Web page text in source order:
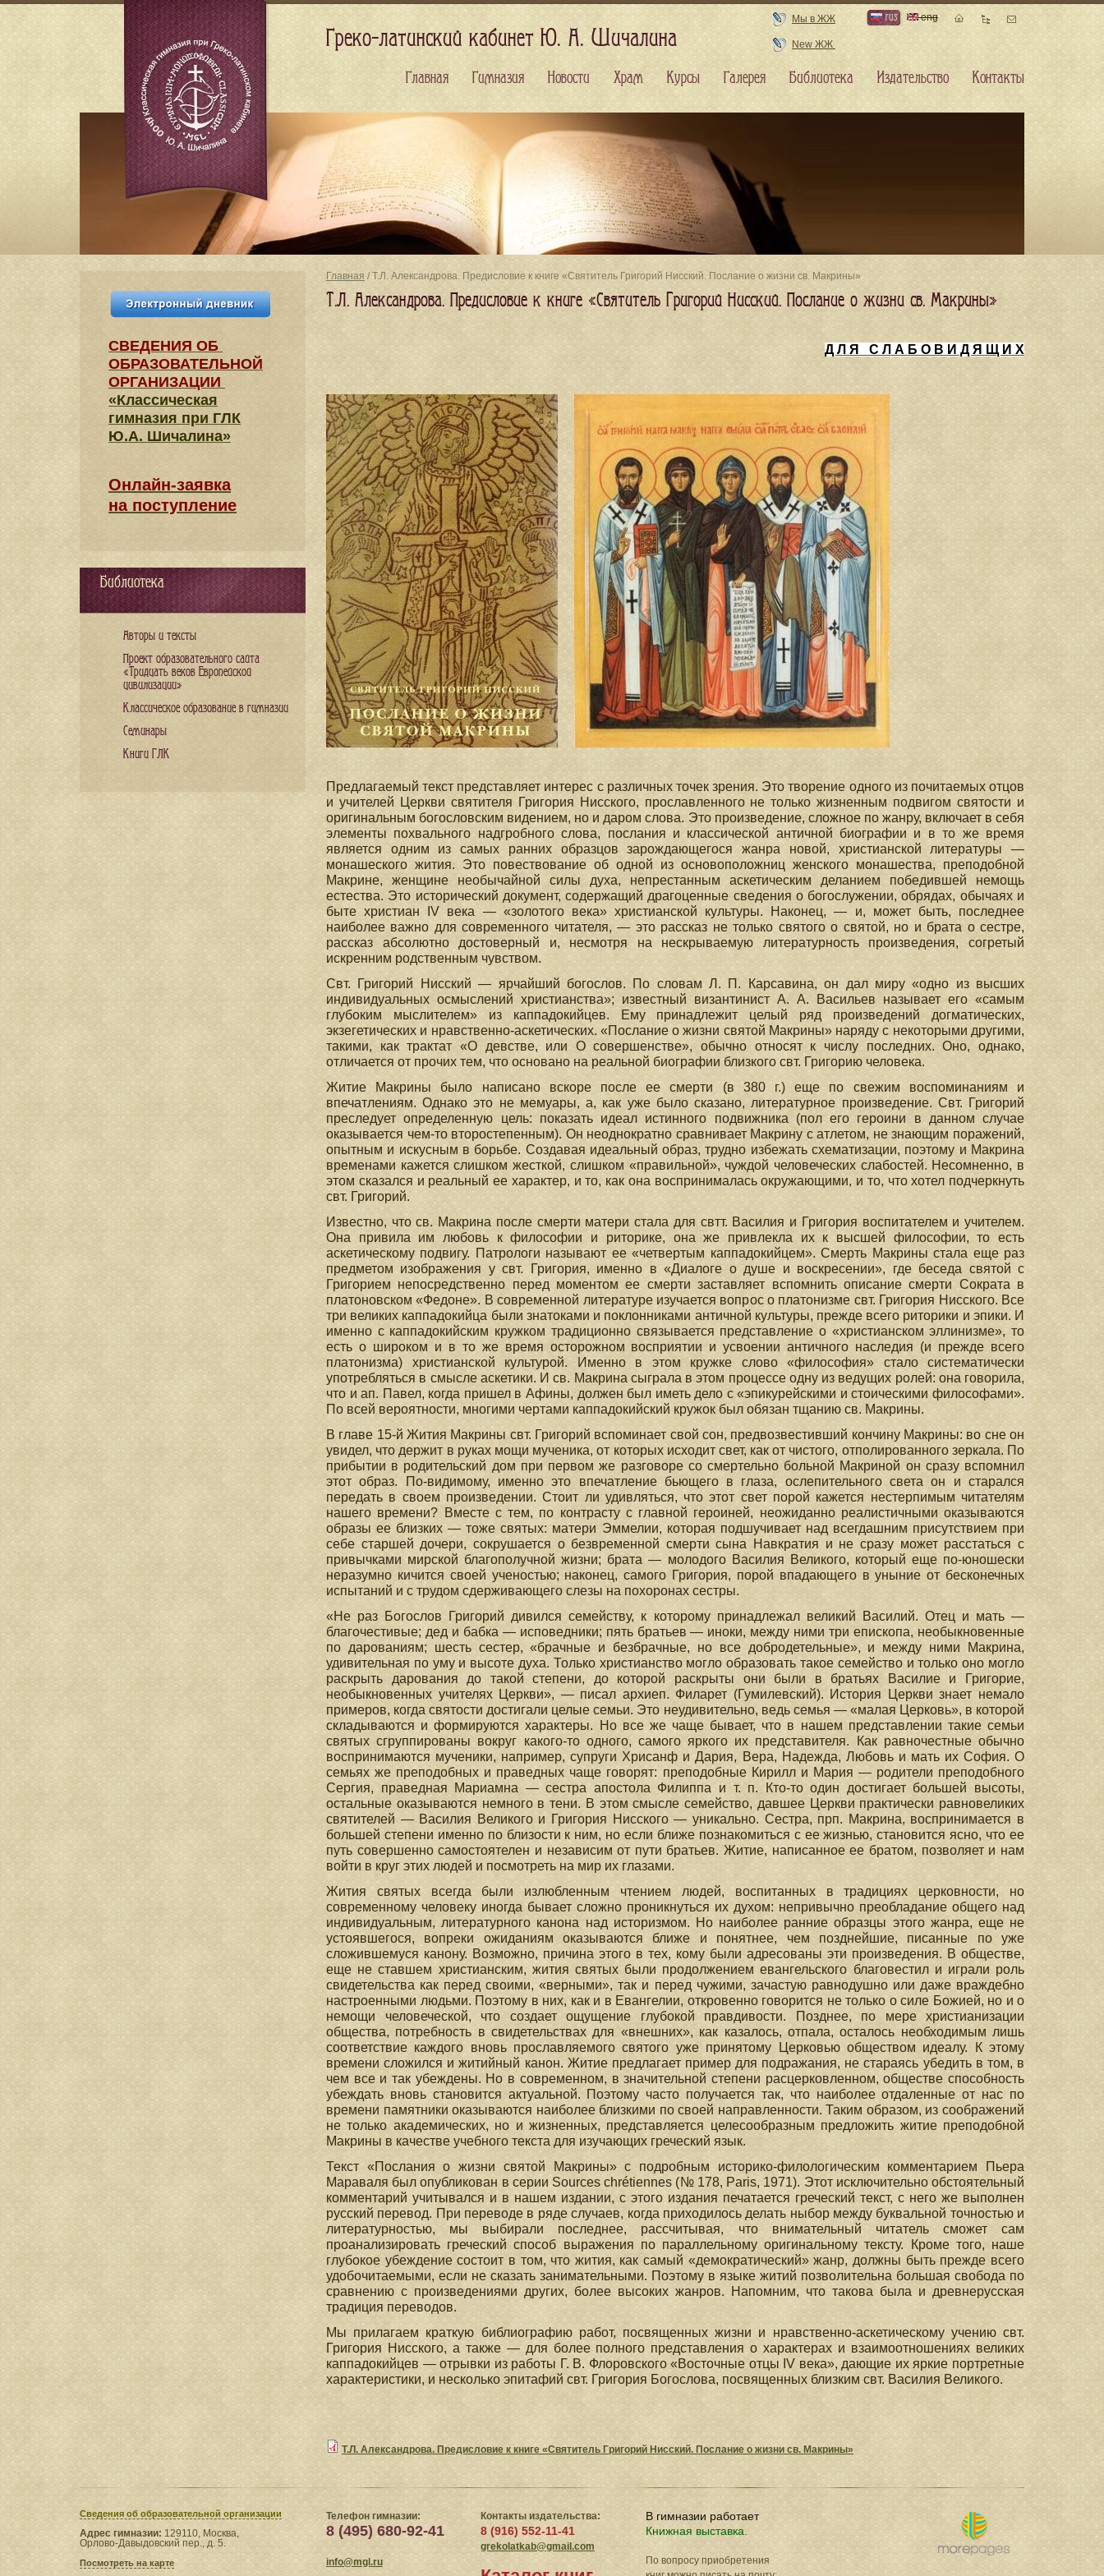
Главная / Т.Л. Александрова. Предисловие к книге «Святитель Григорий Нисский. Послание о жизни св. Макрины»
Т.Л. Александрова. Предисловие к книге «Святитель Григорий Нисский. Послание о жизни св. Макрины»
Д Л Я С Л А Б О В И Д Я Щ И Х
Предлагаемый текст представляет интерес с различных точек зрения. Это творение одного из почитаемых отцов
и учителей Церкви святителя Григория Нисского, прославленного не только жизненным подвигом святости и
оригинальным богословским видением, но и даром слова. Это произведение, сложное по жанру, включает в себя
элементы похвального надгробного слова, послания и классической античной биографии и в то же время
является одним из самых ранних образцов зарождающегося жанра новой, христианской литературы —
монашеского жития. Это повествование об одной из основоположниц женского монашества, преподобной
Макрине, женщине необычайной силы духа, непрестанным аскетическим деланием победившей немощь
естества. Это исторический документ, содержащий драгоценные сведения о богослужении, обрядах, обычаях и
быте христиан IV века — «золотого века» христианской культуры. Наконец, — и, может быть, последнее
наиболее важно для современного читателя, — это рассказ не только святого о святой, но и брата о сестре,
рассказ абсолютно достоверный и, несмотря на нескрываемую литературность произведения, согретый
искренним родственным чувством.
Свт. Григорий Нисский — ярчайший богослов. По словам Л. П. Карсавина, он дал миру «одно из высших
индивидуальных осмыслений христианства»; известный византинист А. А. Васильев называет его «самым
глубоким мыслителем» из каппадокийцев. Ему принадлежит целый ряд произведений догматических,
экзегетических и нравственно-аскетических. «Послание о жизни святой Макрины» наряду с некоторыми другими,
такими, как трактат «О девстве, или О совершенстве», обычно относят к числу последних. Оно, однако,
отличается от прочих тем, что основано на реальной биографии близкого свт. Григорию человека.
Житие Макрины было написано вскоре после ее смерти (в 380 г.) еще по свежим воспоминаниям и
впечатлениям. Однако это не мемуары, а, как уже было сказано, литературное произведение. Свт. Григорий
преследует определенную цель: показать идеал истинного подвижника (пол его героини в данном случае
оказывается чем-то второстепенным). Он неоднократно сравнивает Макрину с атлетом, не знающим поражений,
опытным и искусным в борьбе. Создавая идеальный образ, трудно избежать схематизации, поэтому и Макрина
временами кажется слишком жесткой, слишком «правильной», чуждой человеческих слабостей. Несомненно, в
этом сказался и реальный ее характер, и то, как она воспринималась окружающими, и то, что хотел подчеркнуть
свт. Григорий.
Известно, что св. Макрина после смерти матери стала для свтт. Василия и Григория воспитателем и учителем.
Она привила им любовь к философии и риторике, она же привлекла их к высшей философии, то есть
аскетическому подвигу. Патрологи называют ее «четвертым каппадокийцем». Смерть Макрины стала еще раз
предметом изображения у свт. Григория, именно в «Диалоге о душе и воскресении», где беседа святой с
Григорием непосредственно перед моментом ее смерти заставляет вспомнить описание смерти Сократа в
платоновском «Федоне». В современной литературе изучается вопрос о платонизме свт. Григория Нисского. Все
три великих каппадокийца были знатоками и поклонниками античной культуры, прежде всего риторики и эпики. И
именно с каппадокийским кружком традиционно связывается представление о «христианском эллинизме», то
есть о широком и в то же время осторожном восприятии и усвоении античного наследия (и прежде всего
платонизма) христианской культурой. Именно в этом кружке слово «философия» стало систематически
употребляться в смысле аскетики. И св. Макрина сыграла в этом процессе одну из ведущих ролей: она говорила,
что и ап. Павел, когда пришел в Афины, должен был иметь дело с «эпикурейскими и стоическими философами».
По всей вероятности, многими чертами каппадокийский кружок был обязан тщанию св. Макрины.
В главе 15-й Жития Макрины свт. Григорий вспоминает свой сон, предвозвестивший кончину Макрины: во сне он
увидел, что держит в руках мощи мученика, от которых исходит свет, как от чистого, отполированного зеркала. По
прибытии в родительский дом при первом же разговоре со смертельно больной Макриной он сразу вспомнил
этот образ. По-видимому, именно это впечатление бьющего в глаза, ослепительного света он и старался
передать в своем произведении. Стоит ли удивляться, что этот свет порой кажется нестерпимым читателям
нашего времени? Вместе с тем, по контрасту с главной героиней, неожиданно реалистичными оказываются
образы ее близких — тоже святых: матери Эммелии, которая подшучивает над всегдашним присутствием при
себе старшей дочери, сокрушается о безвременной смерти сына Навкратия и не сразу может расстаться с
привычками мирской благополучной жизни; брата — молодого Василия Великого, который еще по-юношески
неразумно кичится своей ученостью; наконец, самого Григория, порой впадающего в уныние от бесконечных
испытаний и с трудом сдерживающего слезы на похоронах сестры.
«Не раз Богослов Григорий дивился семейству, к которому принадлежал великий Василий. Отец и мать —
благочестивые; дед и бабка — исповедники; пять братьев — иноки, между ними три епископа, необыкновенные
по дарованиям; шесть сестер, «брачные и безбрачные, но все добродетельные», и между ними Макрина,
удивительная по уму и высоте духа. Только христианство могло образовать такое семейство и только оно могло
раскрыть дарования до такой степени, до которой раскрыты они были в братьях Василие и Григорие,
необыкновенных учителях Церкви», — писал архиеп. Филарет (Гумилевский). История Церкви знает немало
примеров, когда святости достигали целые семьи. Это неудивительно, ведь семья — «малая Церковь», в которой
складываются и формируются характеры. Но все же чаще бывает, что в нашем представлении такие семьи
святых сгруппированы вокруг какого-то одного, самого яркого их представителя. Как равночестные обычно
воспринимаются мученики, например, супруги Хрисанф и Дария, Вера, Надежда, Любовь и мать их София. О
семьях же преподобных и праведных чаще говорят: преподобные Кирилл и Мария — родители преподобного
Сергия, праведная Мариамна — сестра апостола Филиппа и т. п. Кто-то один достигает большей высоты,
остальные оказываются немного в тени. В этом смысле семейство, давшее Церкви практически равновеликих
святителей — Василия Великого и Григория Нисского — уникально. Сестра, прп. Макрина, воспринимается в
большей степени именно по близости к ним, но если ближе познакомиться с ее жизнью, становится ясно, что ее
путь совершенно самостоятелен и независим от пути братьев. Житие, написанное ее братом, позволяет и нам
войти в круг этих людей и посмотреть на мир их глазами.
Жития святых всегда были излюбленным чтением людей, воспитанных в традициях церковности, но
современному человеку иногда бывает сложно проникнуться их духом: непривычно преобладание общего над
индивидуальным, литературного канона над историзмом. Но наиболее ранние образцы этого жанра, еще не
устоявшегося, вопреки ожиданиям оказываются ближе и понятнее, чем позднейшие, писанные по уже
сложившемуся канону. Возможно, причина этого в тех, кому были адресованы эти произведения. В обществе,
еще не ставшем христианским, жития святых были продолжением евангельского благовестил и играли роль
свидетельства как перед своими, «верными», так и перед чужими, зачастую равнодушно или даже враждебно
настроенными людьми. Поэтому в них, как и в Евангелии, откровенно говорится не только о силе Божией, но и о
немощи человеческой, что создает ощущение глубокой правдивости. Позднее, по мере христианизации
общества, потребность в свидетельствах для «внешних», как казалось, отпала, осталось необходимым лишь
соответствие каждого вновь прославляемого святого уже принятому Церковью обществом идеалу. К этому
времени сложился и житийный канон. Житие предлагает пример для подражания, не стараясь убедить в том, в
чем все и так убеждены. Но в современном, в значительной степени расцерковленном, обществе способность
убеждать вновь становится актуальной. Поэтому часто получается так, что наиболее отдаленные от нас по
времени памятники оказываются наиболее близкими по своей направленности. Таким образом, из соображений
не только академических, но и жизненных, представляется целесообразным предложить житие преподобной
Макрины в качестве учебного текста для изучающих греческий язык.
Текст «Послания о жизни святой Макрины» с подробным историко-филологическим комментарием Пьера
Мараваля был опубликован в серии Sources chrétiennes (№ 178, Paris, 1971). Этот исключительно обстоятельный
комментарий учитывался и в нашем издании, с этого издания печатается греческий текст, с него же выполнен
русский перевод. При переводе в ряде случаев, когда приходилось делать ныбор между буквальной точностью и
литературностью, мы выбирали последнее, рассчитывая, что внимательный читатель сможет сам
проанализировать греческий способ выражения по параллельному оригинальному тексту. Кроме того, наше
глубокое убеждение состоит в том, что жития, как самый «демократический» жанр, должны быть прежде всего
удобочитаемыми, если не сказать занимательными. Поэтому в языке житий позволительна большая свобода по
сравнению с произведениями других, более высоких жанров. Напомним, что такова была и древнерусская
традиция переводов.
Мы прилагаем краткую библиографию работ, посвященных жизни и нравственно-аскетическому учению свт.
Григория Нисского, а также — для более полного представления о характерах и взаимоотношениях великих
каппадокийцев — отрывки из работы Г. В. Флоровского «Восточные отцы IV века», дающие их яркие портретные
характеристики, и несколько эпитафий свт. Григория Богослова, посвященных близким свт. Василия Великого.
Т.Л. Александрова. Предисловие к книге «Святитель Григорий Нисский. Послание о жизни св. Макрины»
СВЕДЕНИЯ​ ОБ
ОБРАЗОВАТЕЛЬНОЙ
ОРГАНИЗАЦИИ
«Классическая
гимназия при ГЛК
Ю.А. Шичалина»
Онлайн-заявка
на поступление
Библиотека
Авторы и тексты
Проект образовательного сайта
«Тридцать веков Европейской
цивилизации»
Классическое образование в гимназии
Семинары
Книги ГЛК
Сведения​ об образовательной организации
Адрес гимназии: 129110, Москва,
Орлово-Давыдовский пер., д. 5.
Посмотреть на карте
Телефон гимназии:
8 (495) 680-92-41
info@mgl.ru
Контакты издательства:
8 (916) 552-11-41
grekolatkab@gmail.com
В гимназии работает
Книжная выставка.
По вопросу приобретения
Греко-латинский кабинет Ю. А. Шичалина
Мы в ЖЖ
New ЖЖ
rus eng
Главная Гимназия Новости Храм Курсы Галерея Библиотека Издательство Контакты